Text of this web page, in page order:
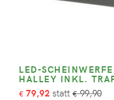
LED-
HALLEY INKL.
€ 79,92 €99,90